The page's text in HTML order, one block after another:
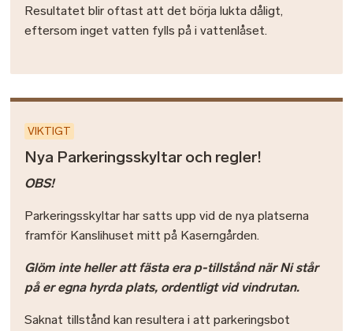
Resultatet blir oftast att det börja lukta dåligt,
eftersom inget vatten fylls på i vattenlåset.
VIKTIGT
Nya Parkeringsskyltar och regler!
OBS!
Parkeringsskyltar har satts upp vid de nya platserna
framför Kanslihuset mitt på Kaserngården.
Glöm inte heller att fästa era p-tillstånd när Ni står
på er egna hyrda plats, ordentligt vid vindrutan.
Saknat tillstånd kan resultera i att parkeringsbot